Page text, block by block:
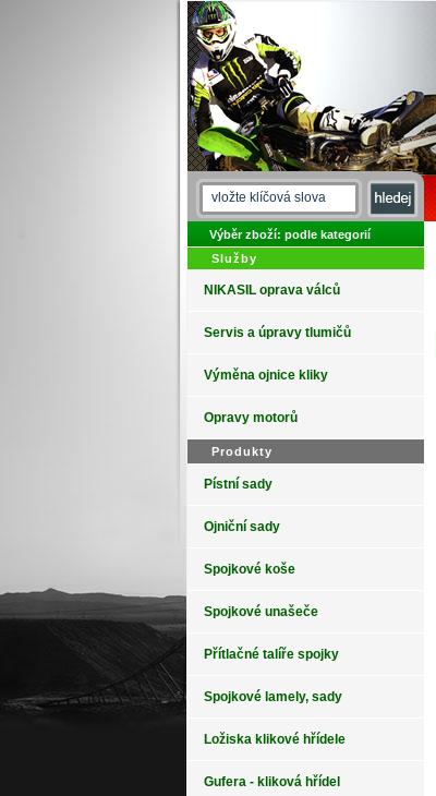
Výběr zboží: podle kategorií
Služby
NIKASIL oprava válců
Servis a úpravy tlumičů
Výměna ojnice kliky
Opravy motorů
Produkty
Pístní sady
Ojniční sady
Spojkové koše
Spojkové unašeče
Přítlačné talíře spojky
Spojkové lamely, sady
Ložiska klikové hřídele
Gufera - kliková hřídel